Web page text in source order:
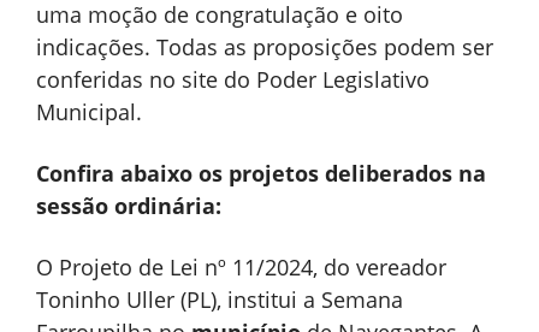
uma moção de congratulação e oito
indicações. Todas as proposições podem ser
conferidas no site do Poder Legislativo
Municipal.
Confira abaixo os projetos deliberados na
sessão ordinária:
O Projeto de Lei nº 11/2024, do vereador
Toninho Uller (PL), institui a Semana